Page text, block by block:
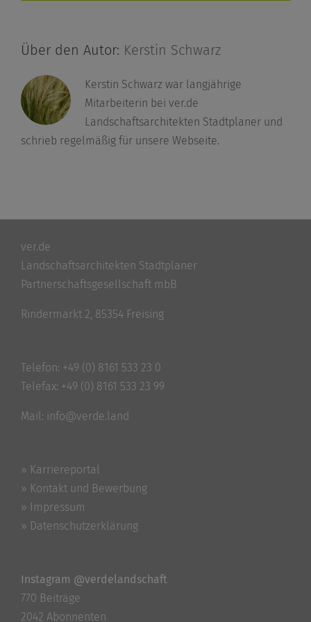
Über den Autor: Kerstin Schwarz
Kerstin Schwarz war langjährige
Mitarbeiterin bei ver.de
Landschaftsarchitekten Stadtplaner und
schrieb regelmäßig für unsere Webseite.
ver.de
Landschaftsarchitekten Stadtplaner
Partnerschaftsgesellschaft mbB
Rindermarkt 2, 85354 Freising
Telefon: +49 (0) 8161 533 23 0
Telefax: +49 (0) 8161 533 23 99
Mail: info@verde.land
» Karriereportal
» Kontakt und Bewerbung
» Impressum
» Datenschutzerklärung
Instagram @verdelandschaft
770 Beiträge
2042 Abonnenten